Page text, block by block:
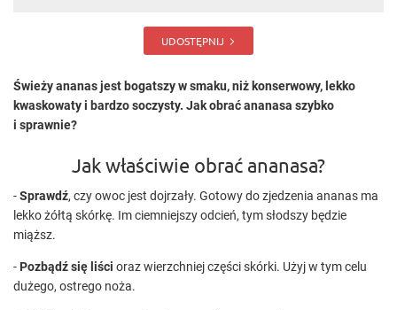
Gotowy do zjedzenia ananas ma lekko żółtą skórkę
UDOSTĘPNIJ
Świeży ananas jest bogatszy w smaku, niż konserwowy, lekko
kwaskowaty i bardzo soczysty. Jak obrać ananasa szybko
i sprawnie?
Jak właściwie obrać ananasa?
-Sprawdź, czy owoc jest dojrzały. Gotowy do zjedzenia ananas ma
lekko żółtą skórkę. Im ciemniejszy odcień, tym słodszy będzie
miąższ.
- Pozbądź się liści oraz wierzchniej części skórki. Użyj w tym celu
dużego, ostrego noża.